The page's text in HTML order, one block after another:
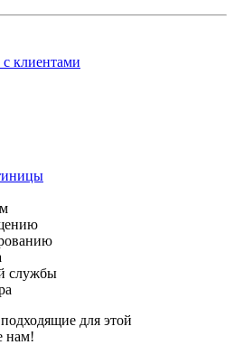
клиентами
службы
для этой
нам!